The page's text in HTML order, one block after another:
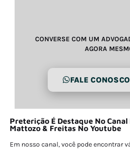
CONVERSE COM UM
AGORA
FALE CONOSCO
Preterição É Destaque No
Mattozo & Freitas No Youtube
Em nosso canal, você pode encontrar